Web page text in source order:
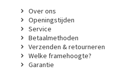
Over ons
Openingstijden
Service
Betaalmethoden
Verzenden & retourneren
Welke framehoogte?
Garantie